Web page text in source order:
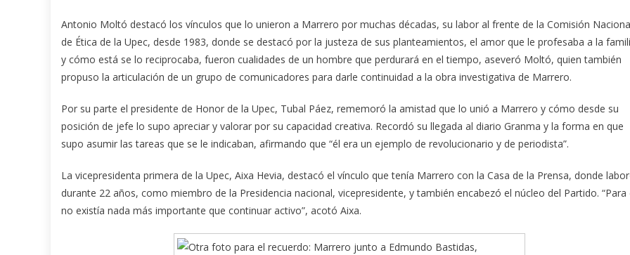
Antonio Moltó destacó los vínculos que lo unieron a Marrero por muchas décadas, su labor al frente de la Comisión
de Ética de la Upec, desde 1983, donde se destacó por la justeza de sus planteamientos, el amor que le profesaba a la
y cómo está se lo reciprocaba, fueron cualidades de un hombre que perdurará en el tiempo, aseveró Moltó, quien también
propuso la articulación de un grupo de comunicadores para darle continuidad a la obra investigativa de Marrero.
Por su parte el presidente de Honor de la Upec, Tubal Páez, rememoró la amistad que lo unió a Marrero y cómo desde su
posición de jefe lo supo apreciar y valorar por su capacidad creativa. Recordó su llegada al diario Granma y la forma en que
supo asumir las tareas que se le indicaban, afirmando que “él era un ejemplo de revolucionario y de periodista”.
La vicepresidenta primera de la Upec, Aixa Hevia, destacó el vínculo que tenía Marrero con la Casa de la Prensa, donde
durante 22 años, como miembro de la Presidencia nacional, vicepresidente, y también encabezó el núcleo del Partido. “Para
no existía nada más importante que continuar activo”, acotó Aixa.